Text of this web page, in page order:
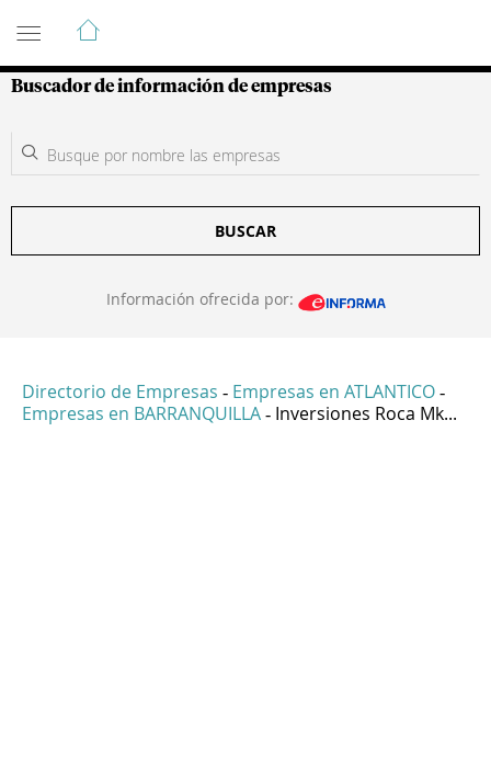
Guía de Empresas Colombianas
Buscador de información de empresas
BUSCAR
Información ofrecida por:
Directorio de Empresas - Empresas en ATLANTICO -
Empresas en BARRANQUILLA - Inversiones Roca Mk...